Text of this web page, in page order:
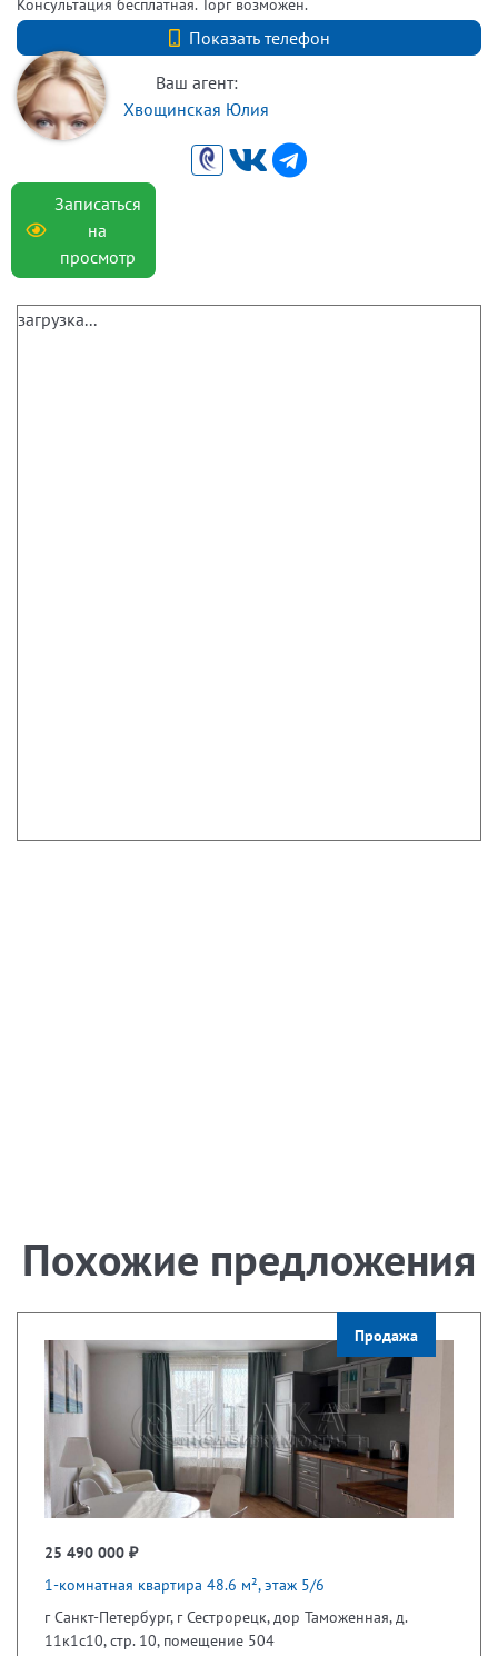
Показать телефон
+7 (812) 740-70-40
Ваш агент:
Хвощинская Юлия
Записаться
на
просмотр
загрузка...
Похожие предложения
Продажа
25 490 000 ₽
1-комнатная квартира 48.6 м², этаж 5/6
г Санкт-Петербург, г Сестрорецк, дор Таможенная, д.
11к1с10, стр. 10, помещение 504